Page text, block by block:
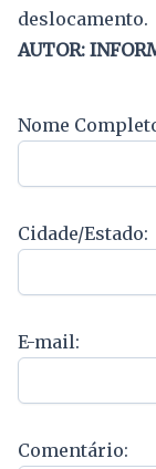
deslocamento.
AUTOR:
Nome
Cidade/Estado:
E-mail:
Comentário: